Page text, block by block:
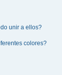
unir a ellos?
colores?